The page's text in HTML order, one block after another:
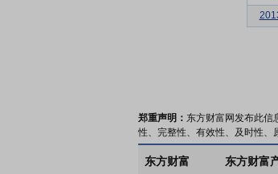
郑重声明： 东方财富网发布此信
性、完整性、有效性、及时性、
东方财富 东方财富